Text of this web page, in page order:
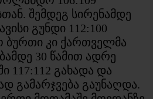
შემდეგ სირენამდე
გუნდი 112:100
ბურთი კი ქართველმა
30 წამით ადრე
117:112 გახადა და
გამარჯვება გაუნაღდა.